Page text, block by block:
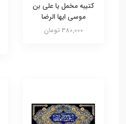
کتیبه مخمل یا علی بن
موسی ایها الرضا
380,000 تومان